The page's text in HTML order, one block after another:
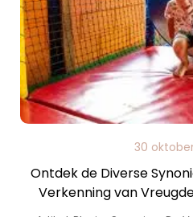
30
Ontdek de Diverse
Verkenning van